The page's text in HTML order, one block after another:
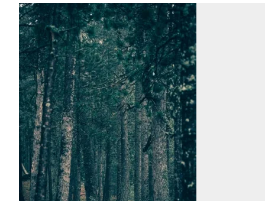
39,00€–499,00€
Plage
de
prix :